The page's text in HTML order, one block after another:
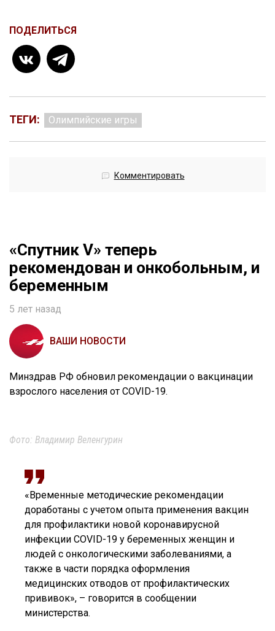
ПОДЕЛИТЬСЯ
ТЕГИ: Олимпийские игры
Комментировать
«Спутник V» теперь
рекомендован и онкобольным, и
беременным
5 лет назад
ВАШИ НОВОСТИ
Минздрав РФ обновил рекомендации о вакцинации
взрослого населения от COVID-19.
Фото: Владимир Веленгурин
«Временные методические рекомендации
доработаны с учетом опыта применения вакцин
для профилактики новой коронавирусной
инфекции COVID-19 у беременных женщин и
людей с онкологическими заболеваниями, а
также в части порядка оформления
медицинских отводов от профилактических
прививок», – говорится в сообщении
министерства.